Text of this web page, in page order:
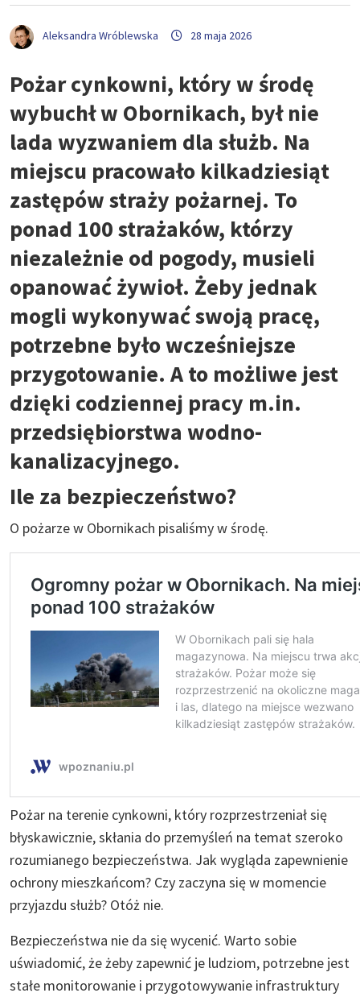
Aleksandra Wróblewska 28 maja 2026
Pożar cynkowni, który w środę
wybuchł w Obornikach, był nie
lada wyzwaniem dla służb. Na
miejscu pracowało kilkadziesiąt
zastępów straży pożarnej. To
ponad 100 strażaków, którzy
niezależnie od pogody, musieli
opanować żywioł. Żeby jednak
mogli wykonywać swoją pracę,
potrzebne było wcześniejsze
przygotowanie. A to możliwe jest
dzięki codziennej pracy m.in.
przedsiębiorstwa wodno-
kanalizacyjnego.
Ile za bezpieczeństwo?
O pożarze w Obornikach pisaliśmy w środę.
Pożar na terenie cynkowni, który rozprzestrzeniał się
błyskawicznie, skłania do przemyśleń na temat szeroko
rozumianego bezpieczeństwa. Jak wygląda zapewnienie
ochrony mieszkańcom? Czy zaczyna się w momencie
przyjazdu służb? Otóż nie.
Bezpieczeństwa nie da się wycenić. Warto sobie
uświadomić, że żeby zapewnić je ludziom, potrzebne jest
stałe monitorowanie i przygotowywanie infrastruktury